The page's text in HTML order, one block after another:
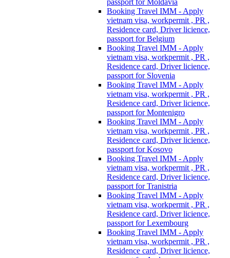
passport for Moldavia
Booking Travel IMM - Apply
vietnam visa, workpermit , PR ,
Residence card, Driver licience,
passport for Belgium
Booking Travel IMM - Apply
vietnam visa, workpermit , PR ,
Residence card, Driver licience,
passport for Slovenia
Booking Travel IMM - Apply
vietnam visa, workpermit , PR ,
Residence card, Driver licience,
passport for Montenigro
Booking Travel IMM - Apply
vietnam visa, workpermit , PR ,
Residence card, Driver licience,
passport for Kosovo
Booking Travel IMM - Apply
vietnam visa, workpermit , PR ,
Residence card, Driver licience,
passport for Tranistria
Booking Travel IMM - Apply
vietnam visa, workpermit , PR ,
Residence card, Driver licience,
passport for Lexembourg
Booking Travel IMM - Apply
vietnam visa, workpermit , PR ,
Residence card, Driver licience,